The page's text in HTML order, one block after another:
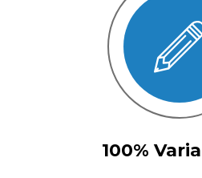
100%